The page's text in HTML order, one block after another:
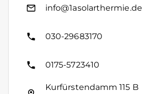
info@1asolarthermie.de
030-29683170
0175-5723410
Kurfürstendamm 115 B